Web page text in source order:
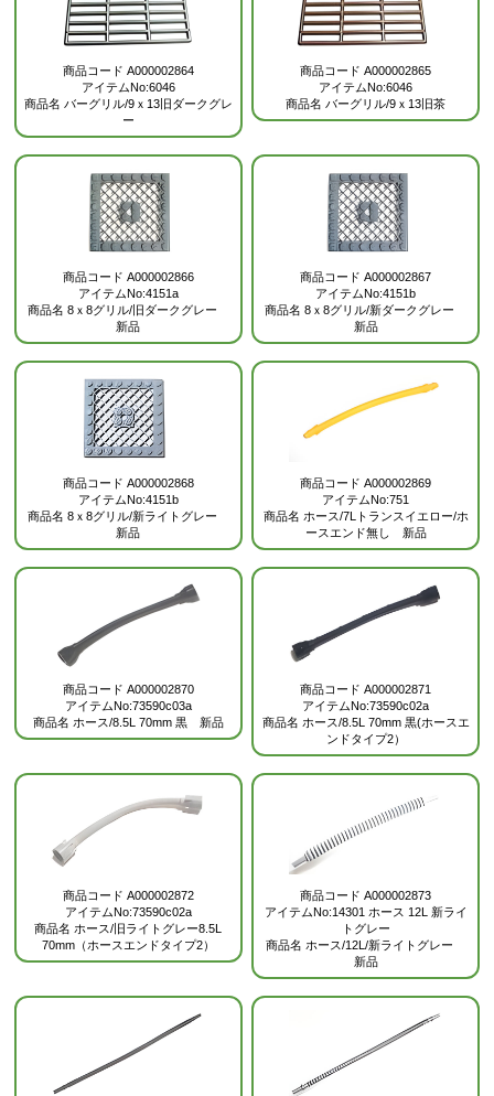
商品コード A000002864
アイテムNo:6046
商品名 バーグリル/9ｘ13旧ダークグレ
ー
商品コード A000002865
アイテムNo:6046
商品名 バーグリル/9ｘ13旧茶
商品コード A000002866
アイテムNo:4151a
商品名 8ｘ8グリル/旧ダークグレー
新品
商品コード A000002867
アイテムNo:4151b
商品名 8ｘ8グリル/新ダークグレー
新品
商品コード A000002868
アイテムNo:4151b
商品名 8ｘ8グリル/新ライトグレー
新品
商品コード A000002869
アイテムNo:751
商品名 ホース/7Lトランスイエロー/ホ
ースエンド無し 新品
商品コード A000002870
アイテムNo:73590c03a
商品名 ホース/8.5L 70mm 黒 新品
商品コード A000002871
アイテムNo:73590c02a
商品名 ホース/8.5L 70mm 黒(ホースエ
ンドタイプ2）
商品コード A000002872
アイテムNo:73590c02a
商品名 ホース/旧ライトグレー8.5L
70mm（ホースエンドタイプ2）
商品コード A000002873
アイテムNo:14301 ホース 12L 新ライ
トグレー
商品名 ホース/12L/新ライトグレー
新品